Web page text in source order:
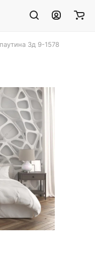
3д 9-1578